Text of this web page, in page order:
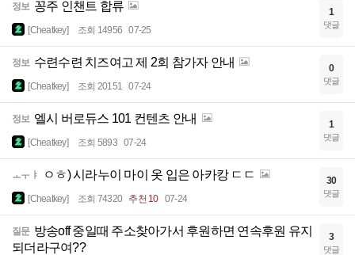
정보 꽁주 인챈트 합류
[Cheatkey] 조회 14956 07-25
1
댓글
정보 수련수련 치즈여고 제 2회 참가자 안내
[Cheatkey] 조회 20151 07-24
0
댓글
정보 엘시 버로듀스 101 컨텐츠 안내
[Cheatkey] 조회 5893 07-24
1
댓글
ㅗㅜㅑ ㅇㅎ) 시라누이 마이 옷 입은 아카캉 ㄷㄷ
[Cheatkey] 조회 74320 추천 10 07-24
30
댓글
질문 방송off 중일때 주소찾아가서 후원하면 연속후원 유지
되더라구여??
3
댓글